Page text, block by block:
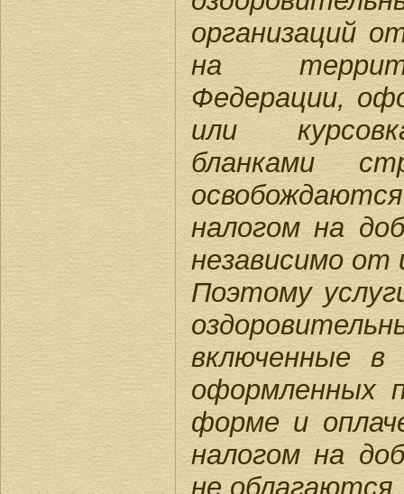
организаций
на
Федерации,
или
бланками
налогом на
независимо
Поэтому
включенные в
оформленных
форме и
налогом на
не облагаются.